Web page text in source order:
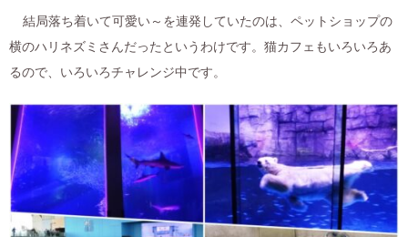
結局落ち着いて可愛い～を連発していたのは、ペットショップの
横のハリネズミさんだったというわけです。猫カフェもいろいろあ
るので、いろいろチャレンジ中です。